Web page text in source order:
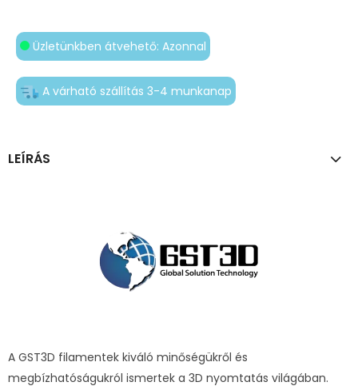
Üzletünkben átvehető: Azonnal
A várható szállítás 3-4 munkanap
LEÍRÁS
A GST3D filamentek kiváló minőségükről és
megbízhatóságukról ismertek a 3D nyomtatás világában.